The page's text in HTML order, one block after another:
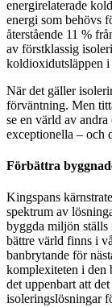
energirelaterade
energi som behövs
återstående 11 %
av förstklassig
koldioxidutsläppen i
När det gäller
förväntning. Men
se en värld av
exceptionella – och
Förbättra
Kingspans
spektrum av
byggda miljön ställs
bättre värld finns i
banbrytande för
komplexiteten i den
det uppenbart att
isoleringslösningar